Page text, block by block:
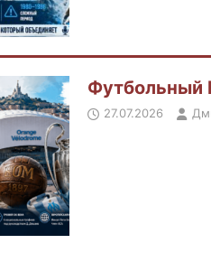
Футбольный
27.07.2026